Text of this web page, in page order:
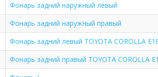
Фонарь задний наружный левый
Фонарь задний наружный правый
Фонарь задний левый TOYOTA COROLLA
Фонарь задний правый TOYOTA COROLLA